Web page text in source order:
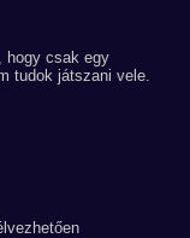
hogy csak egy
tudok játszani vele.